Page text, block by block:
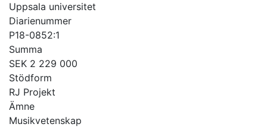
Uppsala universitet
Diarienummer
P18-0852:1
Summa
SEK 2 229 000
Stödform
RJ Projekt
Ämne
Musikvetenskap